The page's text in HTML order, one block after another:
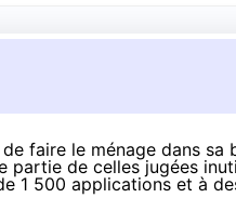
faire le ménage dans sa
partie de celles jugées
1 500 applications et à